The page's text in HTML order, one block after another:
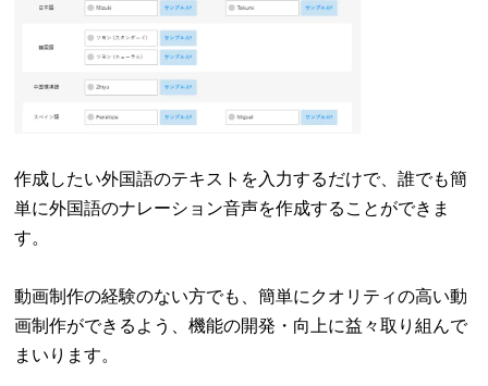
作成したい外国語のテキストを入力するだけで、誰でも簡
単に外国語のナレーション音声を作成することができま
す。
動画制作の経験のない方でも、簡単にクオリティの高い動
画制作ができるよう、機能の開発・向上に益々取り組んで
まいります。